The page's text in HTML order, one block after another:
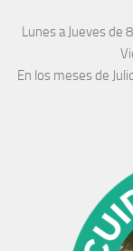
Lunes a Jueves de
En los meses de